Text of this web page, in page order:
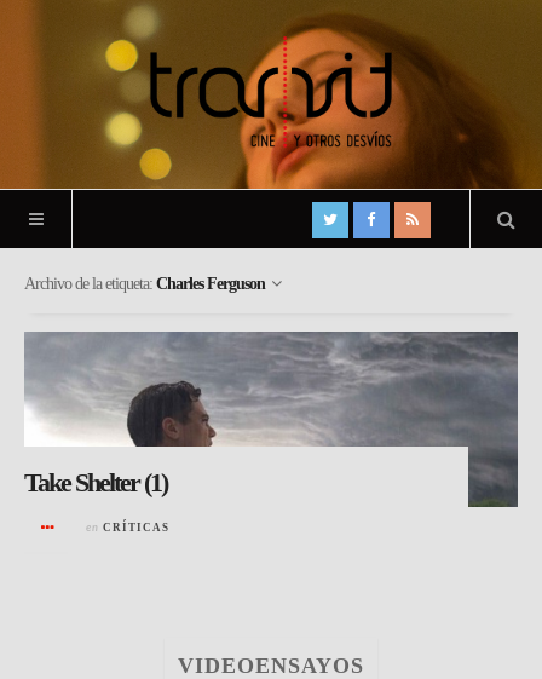
Archivo de la etiqueta: Charles Ferguson
Take Shelter (1)
en CRÍTICAS
VIDEOENSAYOS